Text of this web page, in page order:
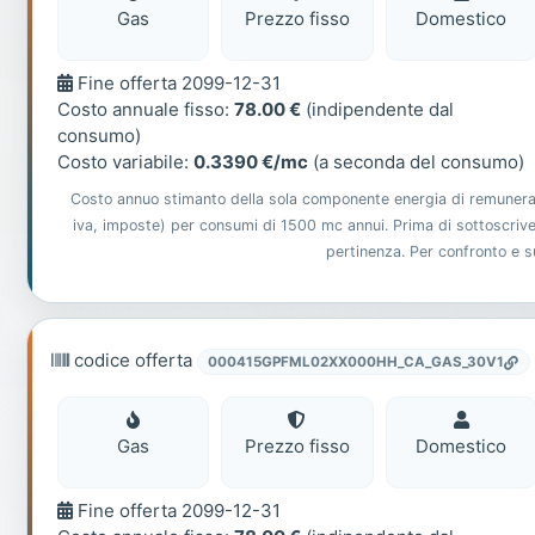
Gas
Prezzo fisso
Domestico
Fine
offerta
Fine offerta 2099-12-31
Costo annuale fisso: 78.00 €(indipendente dal
consumo)
Costo variabile: 0.3390 €/mc(a seconda del consumo)
Costo annuo stimanto della sola componente energia di
iva, imposte) per consumi di 1500 mc annui. Prima di
pertinenza. Per confronto e
codice offerta 000415GPFML02XX000HH_CA_GAS_30V1
Gas
Gas
Prezzo fisso
Domestico
Fine
Fine offerta 2099-12-31